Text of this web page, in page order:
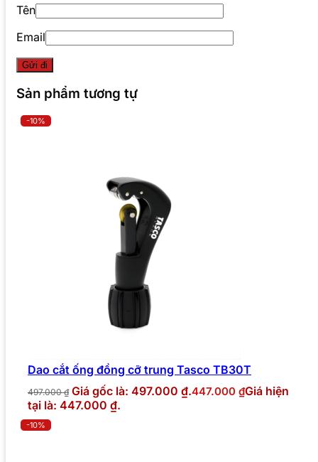
Tên
Email
Sản phẩm tương tự
-10%
Dao cắt ống đồng cỡ trung Tasco TB30T
497.000₫ Giá gốc là: 497.000 ₫.447.000 ₫Giá hiện
tại là: 447.000 ₫.
-10%